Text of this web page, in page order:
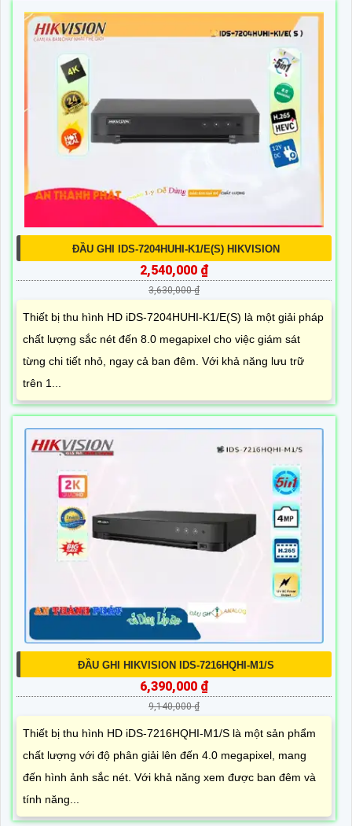
ĐẦU GHI IDS-7204HUHI-K1/E(S) HIKVISION
2,540,000 ₫
3,630,000 ₫
Thiết bị thu hình HD iDS-7204HUHI-K1/E(S) là một giải pháp
chất lượng sắc nét đến 8.0 megapixel cho việc giám sát
từng chi tiết nhỏ, ngay cả ban đêm. Với khả năng lưu trữ
trên 1...
ĐẦU GHI HIKVISION IDS-7216HQHI-M1/S
6,390,000 ₫
9,140,000 ₫
Thiết bị thu hình HD iDS-7216HQHI-M1/S là một sản phẩm
chất lượng với độ phân giải lên đến 4.0 megapixel, mang
đến hình ảnh sắc nét. Với khả năng xem được ban đêm và
tính năng...